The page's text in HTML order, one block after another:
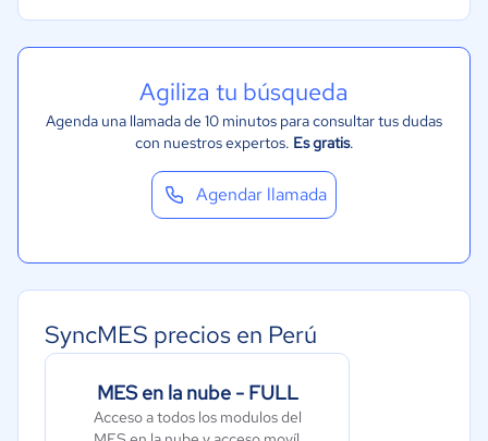
Agiliza tu búsqueda
Agenda una llamada de 10 minutos para consultar tus dudas
con nuestros expertos. Es gratis.
Agendar llamada
SyncMES precios en Perú
MES en la nube - FULL
Acceso a todos los modulos del